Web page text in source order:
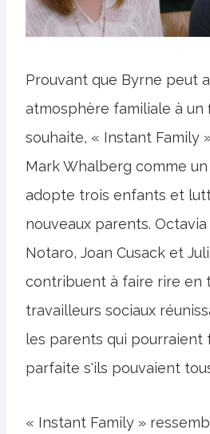
Prouvant que Byrne peut
atmosphère familiale à un
souhaite, « Instant Family
Mark Whalberg comme
adopte trois enfants et
nouveaux parents.
Notaro, Joan Cusack et
contribuent à faire rire en
travailleurs sociaux
les parents qui pourraient
parfaite s'ils pouvaient
« Instant Family »